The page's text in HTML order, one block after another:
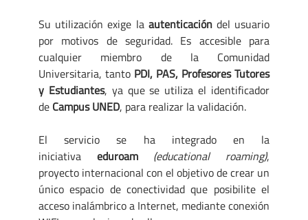
Su utilización exige la autenticacióndel usuario
por motivos de seguridad. Es accesible para
cualquier miembro de la Comunidad
Universitaria, tanto PDI, PAS, Profesores Tutores
y Estudiantes, ya que se utiliza el identificador
de Campus UNED, para realizar la validación.
El servicio se ha integrado en la
iniciativa eduroam (educational roaming),
proyecto internacional con el objetivo de crear un
único espacio de conectividad que posibilite el
acceso inalámbrico a Internet, mediante conexión